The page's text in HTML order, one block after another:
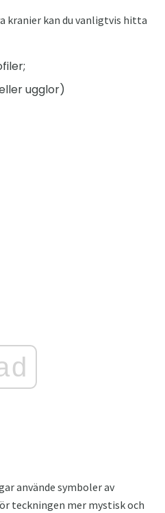
kranier kan du vanligtvis hitta
ugglor)
använde symboler av
teckningen mer mystisk och